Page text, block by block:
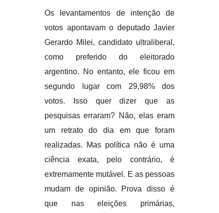
Os levantamentos de intenção de
votos apontavam o deputado Javier
Gerardo Milei, candidato ultraliberal,
como preferido do eleitorado
argentino. No entanto, ele ficou em
segundo lugar com 29,98% dos
votos. Isso quer dizer que as
pesquisas erraram? Não, elas eram
um retrato do dia em que foram
realizadas. Mas política não é uma
ciência exata, pelo contrário, é
extremamente mutável. E as pessoas
mudam de opinião. Prova disso é
que nas eleições primárias,